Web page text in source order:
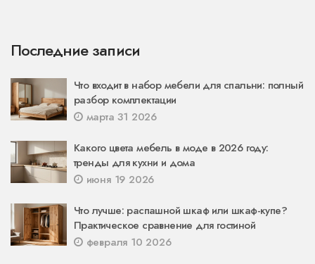
Последние записи
Что входит в набор мебели для спальни: полный
разбор комплектации
марта 31 2026
Какого цвета мебель в моде в 2026 году:
тренды для кухни и дома
июня 19 2026
Что лучше: распашной шкаф или шкаф-купе?
Практическое сравнение для гостиной
февраля 10 2026